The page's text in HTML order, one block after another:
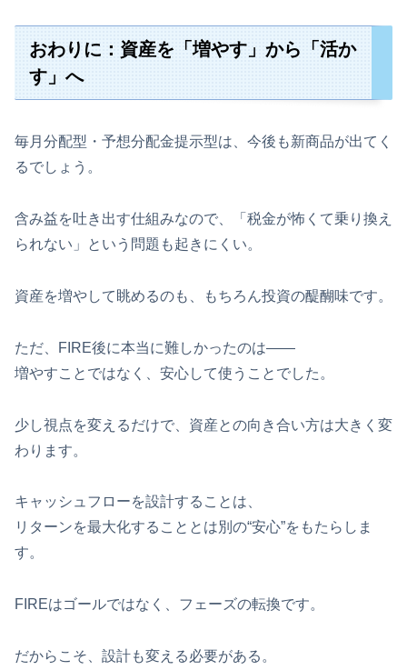
おわりに：資産を「増やす」から「活か
す」へ
毎月分配型・予想分配金提示型は、今後も新商品が出てく
るでしょう。
含み益を吐き出す仕組みなので、「税金が怖くて乗り換え
られない」という問題も起きにくい。
資産を増やして眺めるのも、もちろん投資の醍醐味です。
ただ、FIRE後に本当に難しかったのは――
増やすことではなく、安心して使うことでした。
少し視点を変えるだけで、資産との向き合い方は大きく変
わります。
キャッシュフローを設計することは、
リターンを最大化することとは別の“安心”をもたらしま
す。
FIREはゴールではなく、フェーズの転換です。
だからこそ、設計も変える必要がある。